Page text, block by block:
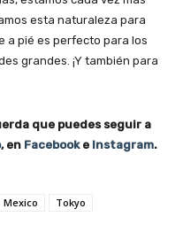
esta naturaleza para
a pié es perfecto para los
grandes. ¡Y también para
que puedes seguir a
, en Facebooke Instagram.
Mexico
Tokyo